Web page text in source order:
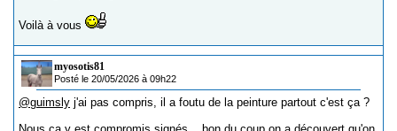
Voilà à vous
myosotis81
Posté le 20/05/2026 à 09h22
@guimsly j'ai pas compris, il a foutu de la peinture partout c'est ça ?